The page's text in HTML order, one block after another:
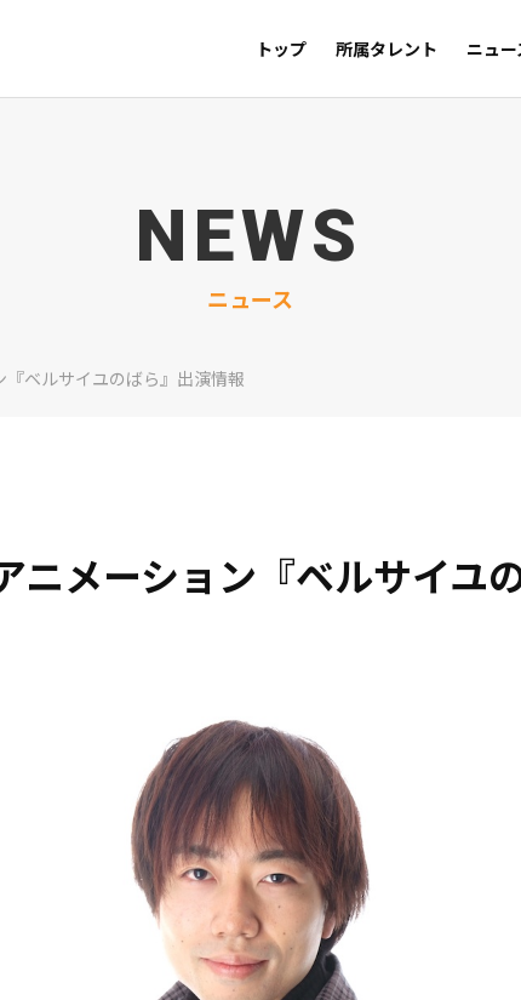
トップ 所属タレント ニュー
NEWS
ニュース
ベルサイユのばら』出演情報
ニメーション『ベルサイユ